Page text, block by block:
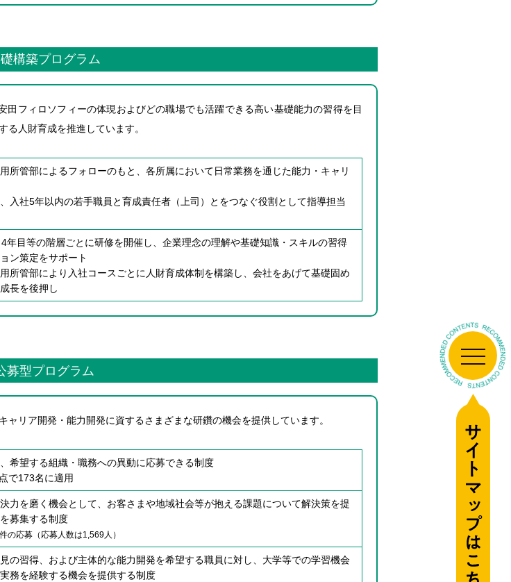
構築プログラム
フィロソフィーの体現およびどの職場でも活躍できる高い基礎能力の習得を目
人財育成を推進しています。
所管部によるフォローのもと、各所属において日常業務を通じた能力・キャリ
入社5年以内の若手職員と育成責任者（上司）とをつなぐ役割として指導担当
年目等の階層ごとに研修を開催し、企業理念の理解や基礎知識・スキルの習得
ン策定をサポート
所管部により入社コースごとに人財育成体制を構築し、会社をあげて基礎固め
長を後押し
募型プログラム
リア開発・能力開発に資するさまざまな研鑽の機会を提供しています。
希望する組織・職務への異動に応募できる制度
で173名に適用
力を磨く機会として、お客さまや地域社会等が抱える課題について解決策を提
募集する制度
の応募（応募人数は1,569人）
の習得、および主体的な能力開発を希望する職員に対し、大学等での学習機会
務を経験する機会を提供する制度